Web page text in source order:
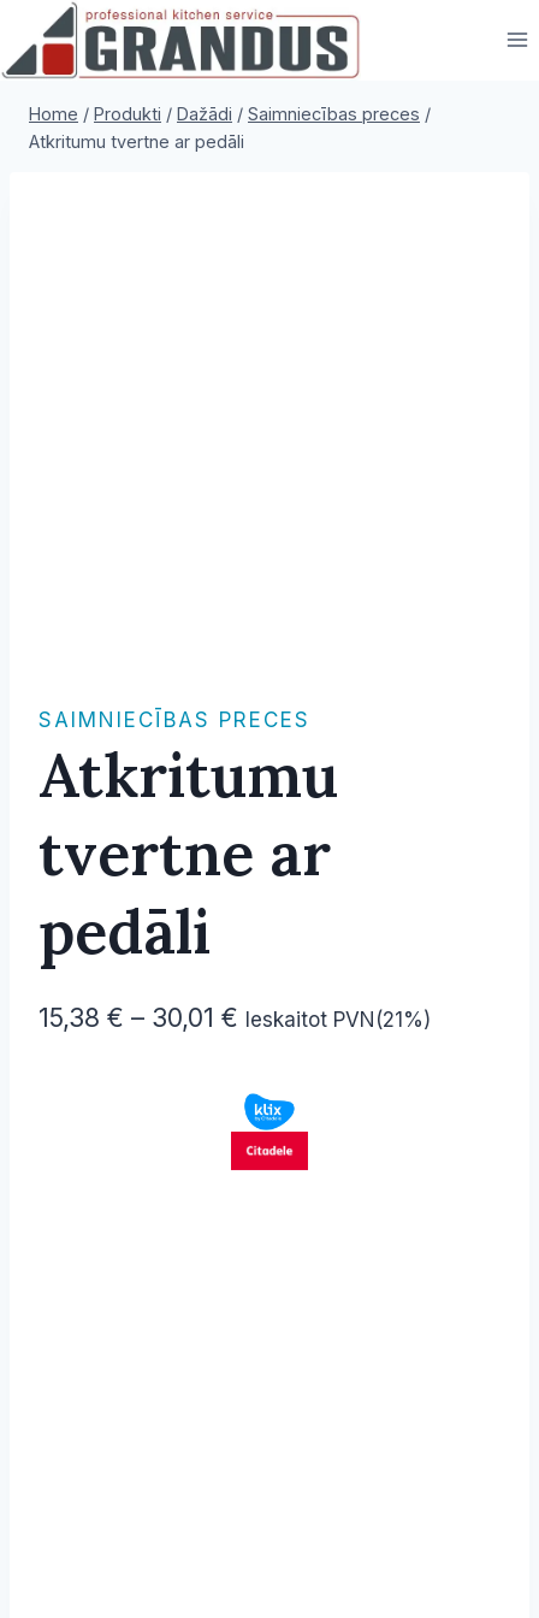
content
Home / Produkti / Dažādi / Saimniecības preces /
Atkritumu tvertne ar pedāli
SAIMNIECĪBAS PRECES
Atkritumu
tvertne ar
pedāli
15,38 € – 30,01 € Price
15,38 €
through
30,01 €
Ieskaitot PVN(21%)